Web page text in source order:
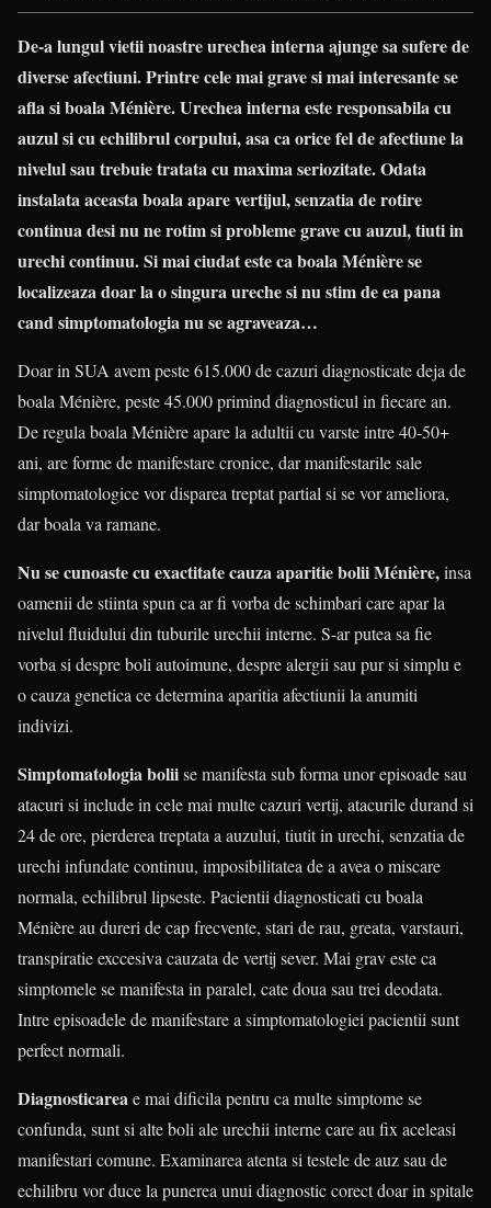
De-a lungul vietii noastre urechea interna ajunge sa sufere de
diverse afectiuni. Printre cele mai grave si mai interesante se
afla si boala Ménière. Urechea interna este responsabila cu
auzul si cu echilibrul corpului, asa ca orice fel de afectiune la
nivelul sau trebuie tratata cu maxima seriozitate. Odata
instalata aceasta boala apare vertijul, senzatia de rotire
continua desi nu ne rotim si probleme grave cu auzul, tiuti in
urechi continuu. Si mai ciudat este ca boala Ménière se
localizeaza doar la o singura ureche si nu stim de ea pana
cand simptomatologia nu se agraveaza…
Doar in SUA avem peste 615.000 de cazuri diagnosticate deja de
boala Ménière, peste 45.000 primind diagnosticul in fiecare an.
De regula boala Ménière apare la adultii cu varste intre 40-50+
ani, are forme de manifestare cronice, dar manifestarile sale
simptomatologice vor disparea treptat partial si se vor ameliora,
dar boala va ramane.
Nu se cunoaste cu exactitate cauza aparitie bolii Ménière,insa
oamenii de stiinta spun ca ar fi vorba de schimbari care apar la
nivelul fluidului din tuburile urechii interne. S-ar putea sa fie
vorba si despre boli autoimune, despre alergii sau pur si simplu e
o cauza genetica ce determina aparitia afectiunii la anumiti
indivizi.
Simptomatologia boliise manifesta sub forma unor episoade sau
atacuri si include in cele mai multe cazuri vertij, atacurile durand si
24 de ore, pierderea treptata a auzului, tiutit in urechi, senzatia de
urechi infundate continuu, imposibilitatea de a avea o miscare
normala, echilibrul lipseste. Pacientii diagnosticati cu boala
Ménière au dureri de cap frecvente, stari de rau, greata, varstauri,
transpiratie exccesiva cauzata de vertij sever. Mai grav este ca
simptomele se manifesta in paralel, cate doua sau trei deodata.
Intre episoadele de manifestare a simptomatologiei pacientii sunt
perfect normali.
Diagnosticareae mai dificila pentru ca multe simptome se
confunda, sunt si alte boli ale urechii interne care au fix aceleasi
manifestari comune. Examinarea atenta si testele de auz sau de
echilibru vor duce la punerea unui diagnostic corect doar in spitale